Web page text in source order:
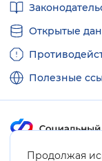
Продолжая
ссылки
Открытые
Полезные
Карта сайта